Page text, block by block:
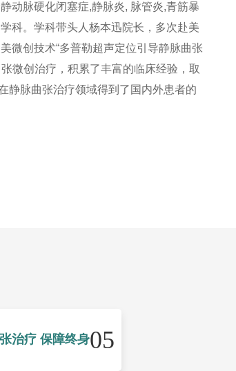
动脉硬化闭塞症,静脉炎, 脉管炎,青筋暴
科。学科带头人杨本迅院长，多次赴美
微创技术“多普勒超声定位引导静脉曲张
微创治疗，积累了丰富的临床经验，取
静脉曲张治疗领域得到了国内外患者的
05
治疗 保障终身